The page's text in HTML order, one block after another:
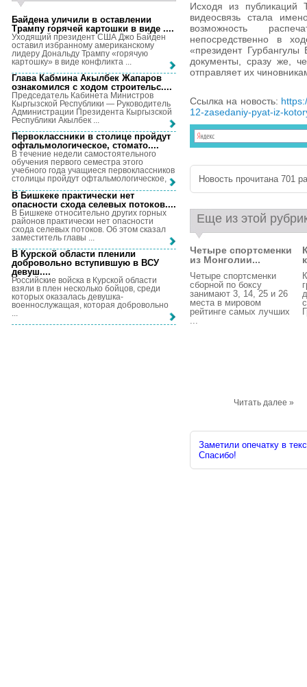
Исходя из публикаций
видеосвязь стала
возможность
непосредственно в
«президент
документы, сразу же,
отправляет их
Ссылка на новость:
12-zasedaniy-pyat-iz-
Новость прочитана 701
Еще из этой
Четыре спортсменки
из Монголии...
Четыре спортсменки
сборной по боксу
занимают 3, 14, 25 и 26
места в мировом
рейтинге самых лучших
...
Читать далее »
Заметили опечатку в
Спасибо!
Байдена уличили в оставлении
Трампу горячей картошки в виде ....
Уходящий президент США Джо Байден
оставил избранному американскому
лидеру Дональду Трампу «горячую
картошку» в виде конфликта ...
Глава Кабмина Акылбек Жапаров
ознакомился с ходом строительс....
Председатель Кабинета Министров
Кыргызской Республики — Руководитель
Администрации Президента Кыргызской
Республики Акылбек ...
Первоклассники в столице пройдут
офтальмологическое, стомато....
В течение недели самостоятельного
обучения первого семестра этого
учебного года учащиеся первоклассников
столицы пройдут офтальмологическое, ...
В Бишкеке практически нет
опасности схода селевых потоков....
В Бишкеке относительно других горных
районов практически нет опасности
схода селевых потоков. Об этом сказал
заместитель главы ...
В Курской области пленили
добровольно вступившую в ВСУ
девуш....
Российские войска в Курской области
взяли в плен несколько бойцов, среди
которых оказалась девушка-
военнослужащая, которая добровольно
...